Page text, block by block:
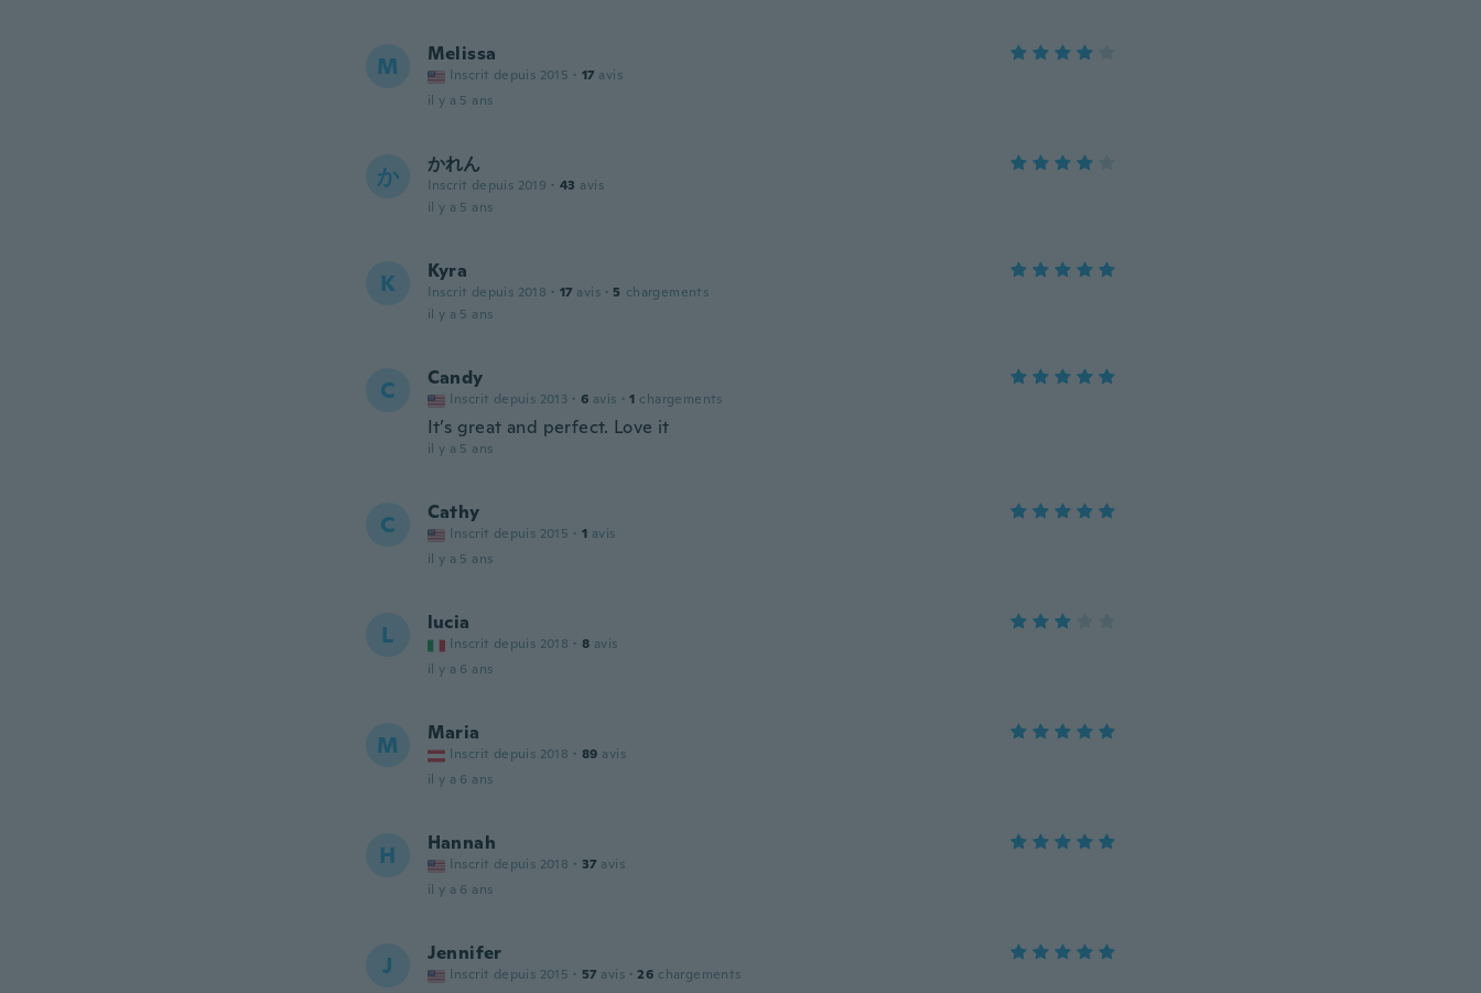
M Melissa
Inscrit depuis 2015 · 17 avis
il y a 5 ans
か かれん
Inscrit depuis 2019 · 43 avis
il y a 5 ans
K Kyra
Inscrit depuis 2018 · 17 avis · 5 chargements
il y a 5 ans
C Candy
Inscrit depuis 2013 · 6 avis · 1 chargements
It’s great and perfect. Love it
il y a 5 ans
C Cathy
Inscrit depuis 2015 · 1 avis
il y a 5 ans
L lucia
Inscrit depuis 2018 · 8 avis
il y a 6 ans
M Maria
Inscrit depuis 2018 · 89 avis
il y a 6 ans
H Hannah
Inscrit depuis 2018 · 37 avis
il y a 6 ans
J Jennifer
Inscrit depuis 2015 · 57 avis · 26 chargements